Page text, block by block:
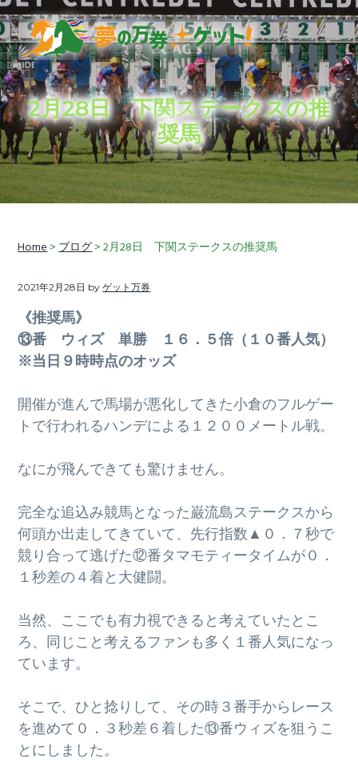
S
k
i
p
t
o
p
r
i
m
S
k
i
p
t
o
m
a
i
n
S
k
i
p
t
o
f
o
o
t
夢の万券ゲット！
穴
馬
券
予
想
に
加
え
て、
競
馬
ラ
イ
フ
情
け
し
2月28日 下関ステークスの推
奨馬
Home>ブログ> 2月28日 下関ステークスの推奨馬
2021年2月28日 byゲット万券
《推奨馬》
⑬番 ウィズ 単勝 １６．５倍（１０番人気）
※当日９時時点のオッズ
開催が進んで馬場が悪化してきた小倉のフルゲー
トで行われるハンデによる１２００メートル戦。
なにが飛んできても驚けません。
完全な追込み競馬となった巌流島ステークスから
何頭か出走してきていて、先行指数▲０．７秒で
競り合って逃げた⑫番タマモティータイムが０．
１秒差の４着と大健闘。
当然、ここでも有力視できると考えていたとこ
ろ、同じこと考えるファンも多く１番人気になっ
ています。
そこで、ひと捻りして、その時３番手からレース
を進めて０．３秒差６着した⑬番ウィズを狙うこ
とにしました。